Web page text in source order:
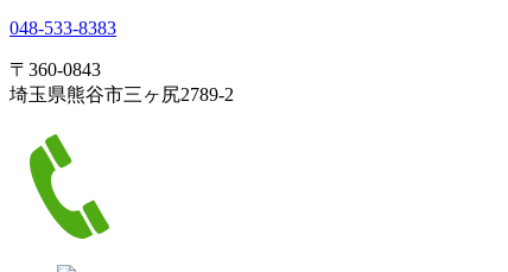
048-533-8383
〒360-0843
埼玉県熊谷市三ヶ尻2789-2